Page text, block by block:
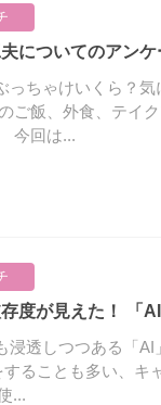
夫についてのアンケ
っちゃけいくら？
ご飯、外食、テイ
今回は...
存度が見えた！ 「
浸透しつつある「
ることも多い、キ
...